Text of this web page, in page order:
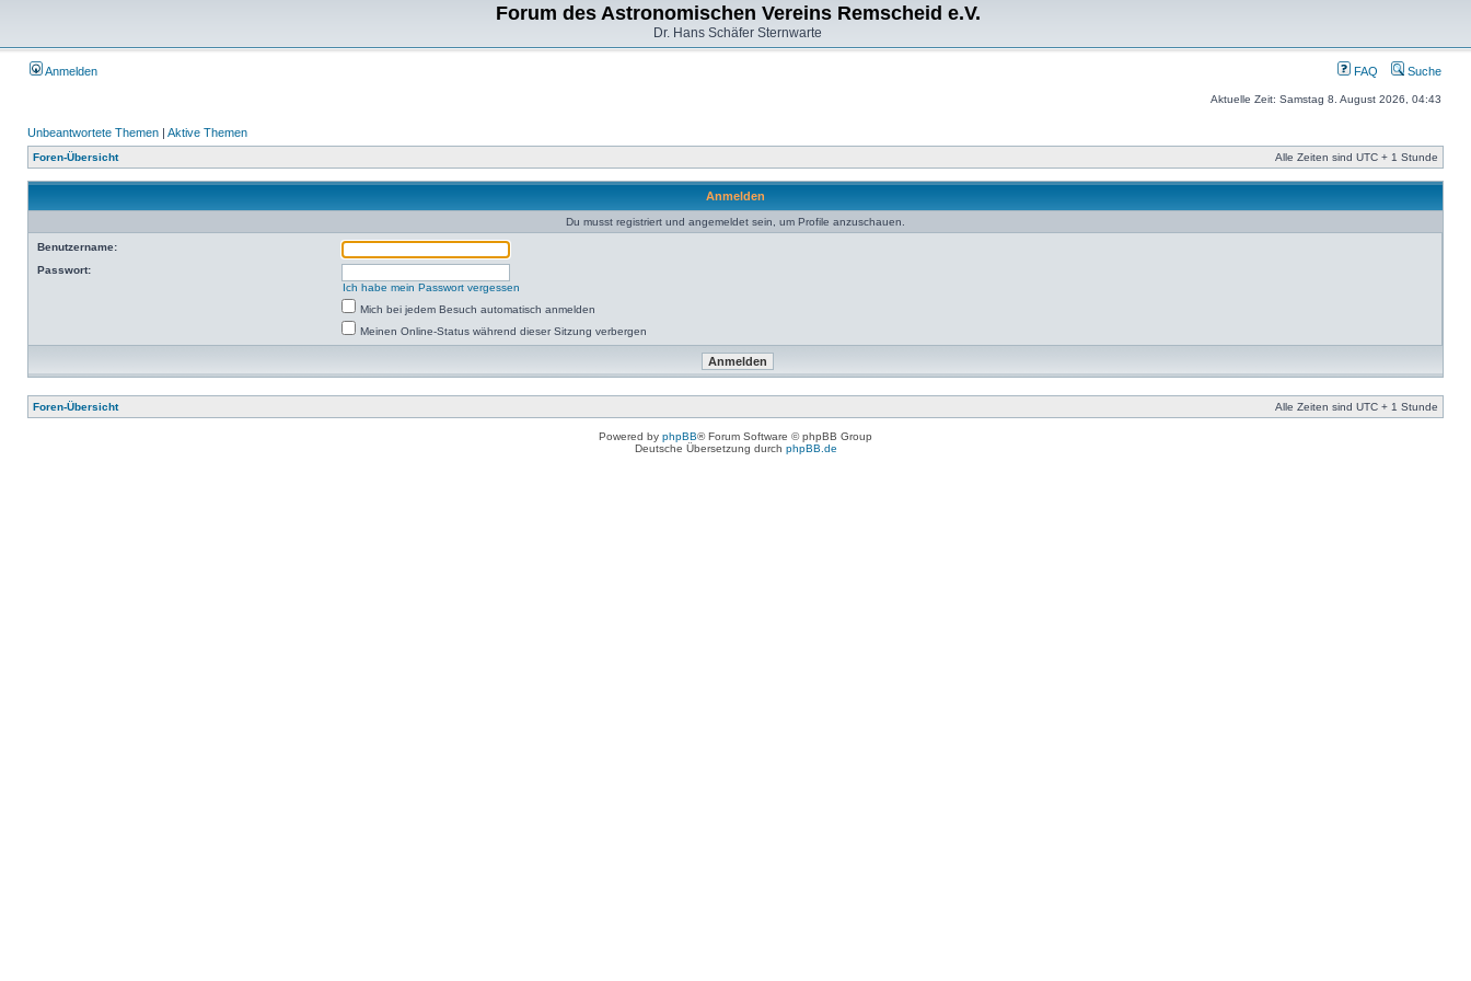
Forum des Astronomischen Vereins Remscheid e.V.
Dr. Hans Schäfer Sternwarte
Anmelden FAQ Suche
Aktuelle Zeit: Samstag 8. August 2026, 04:43
Unbeantwortete Themen | Aktive Themen
Foren-Übersicht Alle Zeiten sind UTC + 1 Stunde
Anmelden
Du musst registriert und angemeldet sein, um Profile anzuschauen.
Benutzername:
Passwort:
Ich habe mein Passwort vergessen
Mich bei jedem Besuch automatisch anmelden
Meinen Online-Status während dieser Sitzung verbergen
Foren-Übersicht Alle Zeiten sind UTC + 1 Stunde
Powered by phpBB® Forum Software © phpBB Group
Deutsche Übersetzung durch phpBB.de